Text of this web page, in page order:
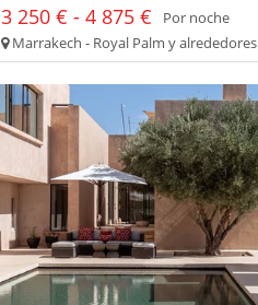
3 250 € - 4 875 €
Por noche
Marrakech - Royal Palm y alrededores